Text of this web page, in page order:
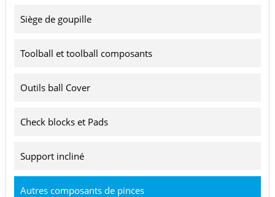
Siège de goupille
Toolball et toolball composants
Outils ball Cover
Check blocks et Pads
Support incliné
Autres composants de pinces